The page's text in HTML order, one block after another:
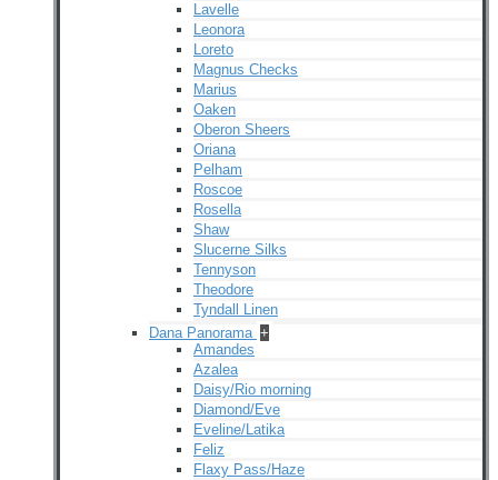
Lavelle
Leonora
Loreto
Magnus Checks
Marius
Oaken
Oberon Sheers
Oriana
Pelham
Roscoe
Rosella
Shaw
Slucerne Silks
Tennyson
Theodore
Tyndall Linen
Dana Panorama +
Amandes
Azalea
Daisy/Rio morning
Diamond/Eve
Eveline/Latika
Feliz
Flaxy Pass/Haze